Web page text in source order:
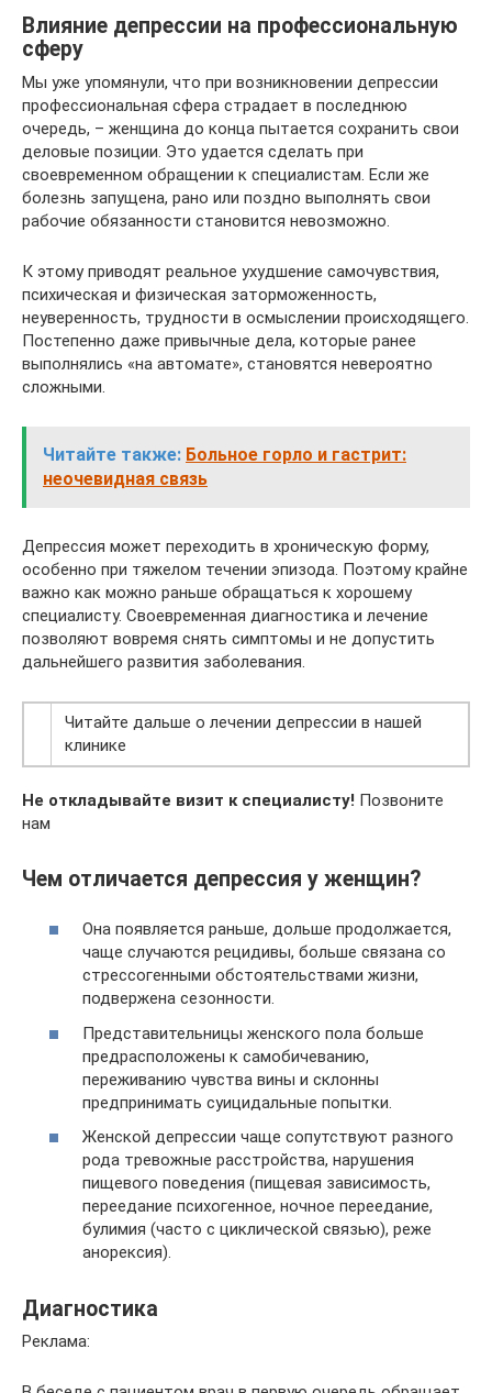
Влияние депрессии на профессиональную
сферу
Мы уже упомянули, что при возникновении депрессии
профессиональная сфера страдает в последнюю
очередь, – женщина до конца пытается сохранить свои
деловые позиции. Это удается сделать при
своевременном обращении к специалистам. Если же
болезнь запущена, рано или поздно выполнять свои
рабочие обязанности становится невозможно.
К этому приводят реальное ухудшение самочувствия,
психическая и физическая заторможенность,
неуверенность, трудности в осмыслении происходящего.
Постепенно даже привычные дела, которые ранее
выполнялись «на автомате», становятся невероятно
сложными.
Читайте также: Больное горло и гастрит:
неочевидная связь
Депрессия может переходить в хроническую форму,
особенно при тяжелом течении эпизода. Поэтому крайне
важно как можно раньше обращаться к хорошему
специалисту. Своевременная диагностика и лечение
позволяют вовремя снять симптомы и не допустить
дальнейшего развития заболевания.
Читайте дальше о лечении депрессии в нашей
клинике
Не откладывайте визит к специалисту! Позвоните
нам
Чем отличается депрессия у женщин?
Она появляется раньше, дольше продолжается,
чаще случаются рецидивы, больше связана со
стрессогенными обстоятельствами жизни,
подвержена сезонности.
Представительницы женского пола больше
предрасположены к самобичеванию,
переживанию чувства вины и склонны
предпринимать суицидальные попытки.
Женской депрессии чаще сопутствуют разного
рода тревожные расстройства, нарушения
пищевого поведения (пищевая зависимость,
переедание психогенное, ночное переедание,
булимия (часто с циклической связью), реже
анорексия).
Диагностика
Реклама: